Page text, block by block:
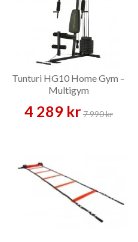
Tunturi HG10 Home Gym –
Multigym
4 289 kr7 990 kr